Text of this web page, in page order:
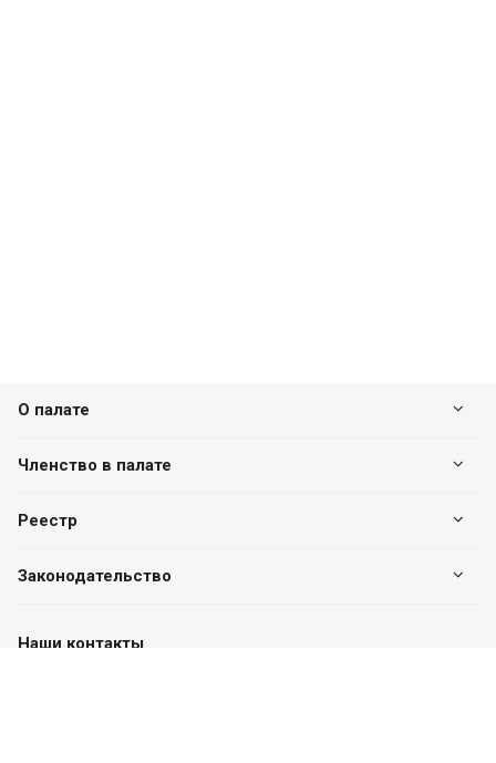
О палате
Членство в палате
Реестр
Законодательство
Наши контакты